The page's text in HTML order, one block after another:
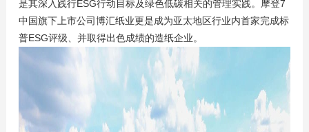
是其深入践行ESG行动目标及绿色低碳相关的管理实践。摩登7
中国旗下上市公司博汇纸业更是成为亚太地区行业内首家完成标
普ESG评级、并取得出色成绩的造纸企业。